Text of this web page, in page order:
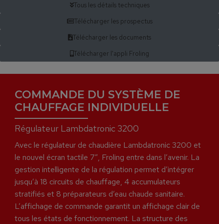
Tous les détails techniques
Télécharger les prospectus
Télécharger les documents
Télécharger l'appli Froling
COMMANDE DU SYSTÈME DE
CHAUFFAGE INDIVIDUELLE
Régulateur Lambdatronic 3200
Avec le régulateur de chaudière Lambdatronic 3200 et
le nouvel écran tactile 7”, Froling entre dans l’avenir. La
gestion intelligente de la régulation permet d’intégrer
jusqu’à 18 circuits de chauffage, 4 accumulateurs
stratifiés et 8 préparateurs d’eau chaude sanitaire.
L’affichage de commande garantit un affichage clair de
tous les états de fonctionnement. La structure des